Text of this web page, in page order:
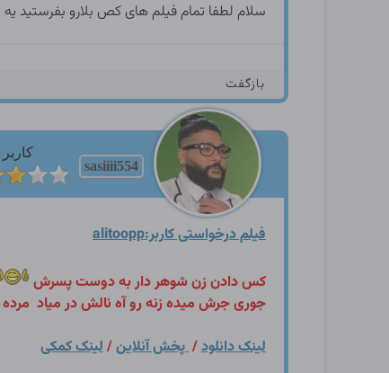
سلام لطفا تمام فیلم های کص بلارو بفرستید
بازگفت
sasiiii554
کاربر
فیلم درخواستی کاربر:alitoopp
کس دادن زن شوهر دار به دوست پسرش
جوری جرش میده زنه رو آه نالش در میاد
لینک دانلود/ پخش آنلاین/لینک کمکی